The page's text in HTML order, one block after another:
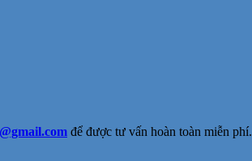
để được tư vấn hoàn toàn miễn phí.